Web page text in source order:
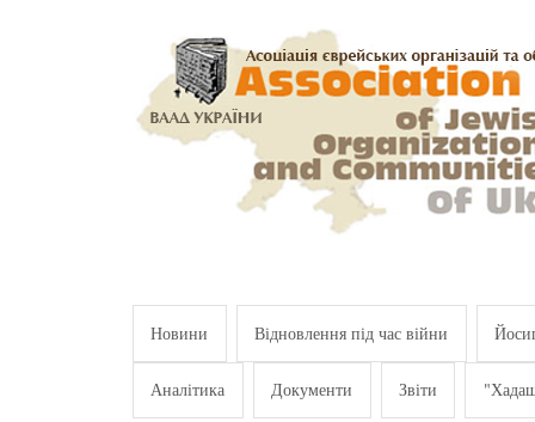
Новини Відновлення під час війни
Аналітика Документи Звіти